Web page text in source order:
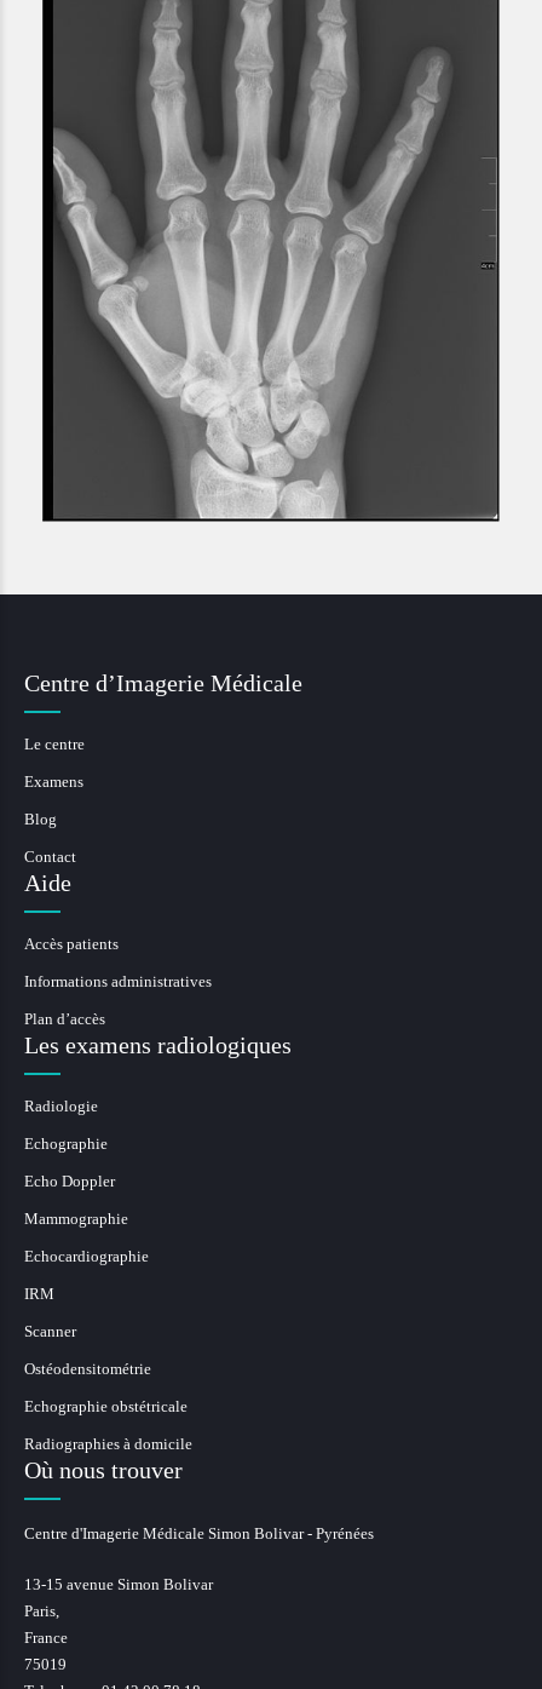
Centre d’Imagerie Médicale
Le centre
Examens
Blog
Contact
Aide
Accès patients
Informations administratives
Plan d’accès
Les examens radiologiques
Radiologie
Echographie
Echo Doppler
Mammographie
Echocardiographie
IRM
Scanner
Ostéodensitométrie
Echographie obstétricale
Radiographies à domicile
Où nous trouver
Centre d'Imagerie Médicale Simon Bolivar - Pyrénées
13-15 avenue Simon Bolivar
Paris
France
75019